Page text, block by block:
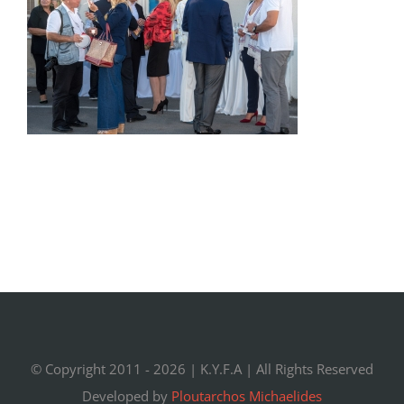
© Copyright 2011 - 2026 | K.Y.F.A| All Rights Reserved
Developed by Ploutarchos Michaelides